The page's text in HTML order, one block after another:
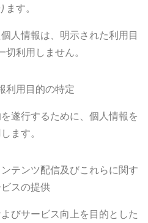
ます。
人情報は、明示された利用目
利用しません。
利用目的の特定
遂行するために、個人情報を
ます。
テンツ配信及びこれらに関す
スの提供
びサービス向上を目的とした